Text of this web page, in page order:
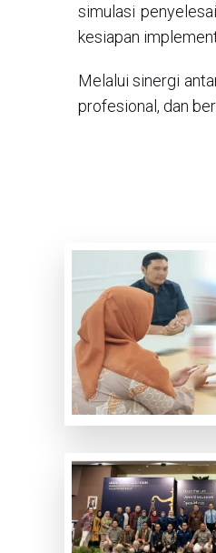
simulasi
kesiapan
Melalui sinergi
profesional, dan